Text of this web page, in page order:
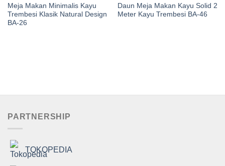
Meja Makan Minimalis Kayu
Trembesi Klasik Natural Design
BA-26
Daun Meja Makan Kayu Solid 2
Meter Kayu Trembesi BA-46
PARTNERSHIP
TOKOPEDIA